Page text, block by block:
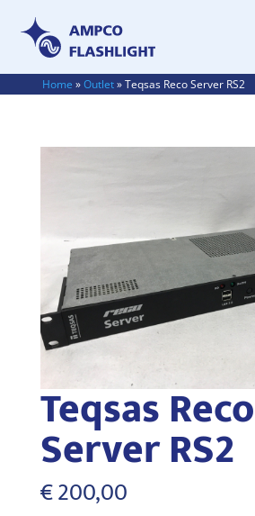
Home »Outlet»Teqsas Reco Server RS2
Teqsas Reco
Server RS2
€200,00